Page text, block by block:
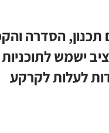
הסדרה
ישמש
לעלות לקרקע